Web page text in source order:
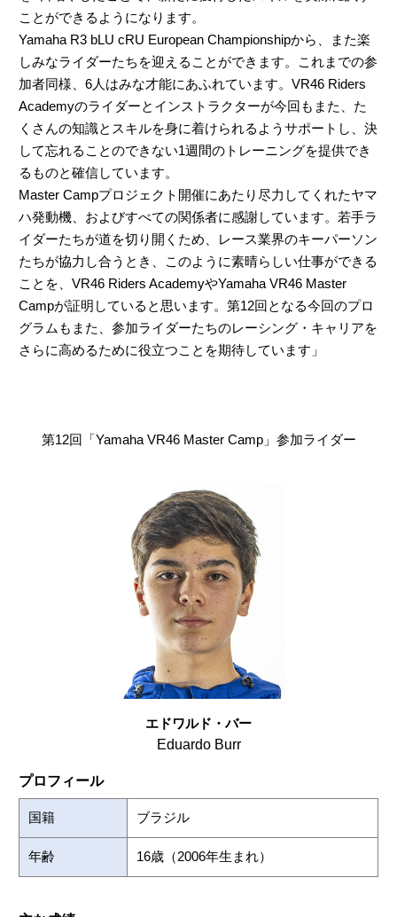
ことができるようになります。
Yamaha R3 bLU cRU European Championshipから、また楽
しみなライダーたちを迎えることができます。これまでの参
加者同様、6人はみな才能にあふれています。VR46 Riders
Academyのライダーとインストラクターが今回もまた、た
くさんの知識とスキルを身に着けられるようサポートし、決
して忘れることのできない1週間のトレーニングを提供でき
るものと確信しています。
Master Campプロジェクト開催にあたり尽力してくれたヤマ
ハ発動機、およびすべての関係者に感謝しています。若手ラ
イダーたちが道を切り開くため、レース業界のキーパーソン
たちが協力し合うとき、このように素晴らしい仕事ができる
ことを、VR46 Riders AcademyやYamaha VR46 Master
Campが証明していると思います。第12回となる今回のプロ
グラムもまた、参加ライダーたちのレーシング・キャリアを
さらに高めるために役立つことを期待しています」
第12回「Yamaha VR46 Master Camp」参加ライダー
エドワルド・バー
Eduardo Burr
プロフィール
国籍 ブラジル
年齢 16歳（2006年生まれ）